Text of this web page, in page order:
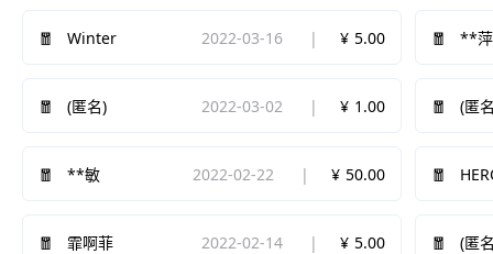
Winter 2022-03-16 5.00 **萍
(匿名) 2022-03-02 1.00 (匿
**敏 2022-02-22 50.00
霏啊菲 2022-02-14 5.00 (匿